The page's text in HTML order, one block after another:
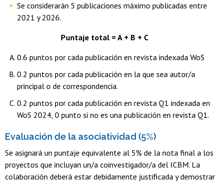
Se considerarán 5 publicaciones máximo publicadas entre
2021 y 2026.
Puntaje total = A + B + C
0.6 puntos por cada publicación en revista indexada WoS
0.2 puntos por cada publicación en la que sea autor/a
principal o de correspondencia.
0.2 puntos por cada publicación en revista Q1 indexada en
WoS 2024, 0 punto si no es una publicación en revista Q1.
Evaluación de la asociatividad (5%)
Se asignará un puntaje equivalente al 5% de la nota final a los
proyectos que incluyan un/a coinvestigador/a del ICBM. La
colaboración deberá estar debidamente justificada y demostrar